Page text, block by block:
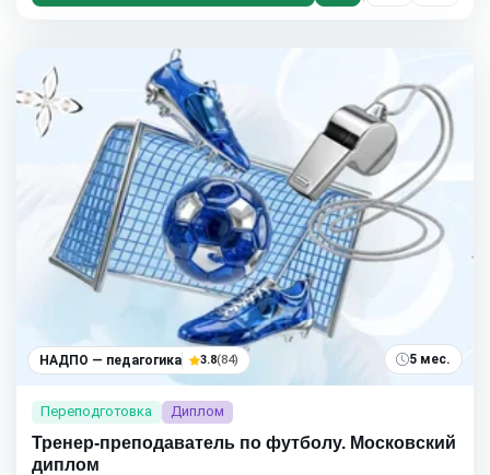
НАДПО — педагогика 3.8(84) 5 мес.
Переподготовка Диплом
Тренер-преподаватель по футболу. Московский
диплом